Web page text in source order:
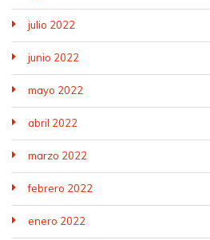
julio 2022
junio 2022
mayo 2022
abril 2022
marzo 2022
febrero 2022
enero 2022